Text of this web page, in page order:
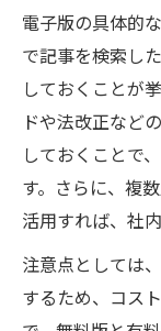
電子版の具体的
で記事を検索し
しておくことが
ドや法改正など
しておくことで
す。さらに、複
活用すれば、社
注意点としては
するため、コス